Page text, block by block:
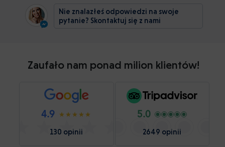
Nie znalazłeś odpowiedzi na swoje
pytanie? Skontaktuj się z nami
Zaufało nam ponad milion klientów!
4.9
130 opinii
5.0
2649 opinii